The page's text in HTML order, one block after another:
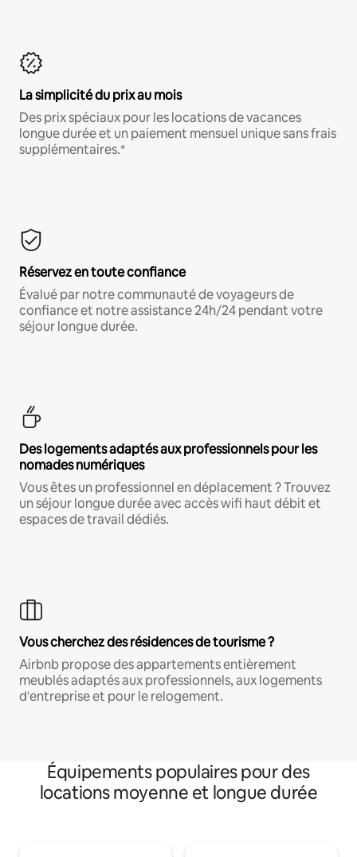
La simplicité du prix au mois
Des prix spéciaux pour les locations de vacances
longue durée et un paiement mensuel unique sans frais
supplémentaires.*
Réservez en toute confiance
Évalué par notre communauté de voyageurs de
confiance et notre assistance 24h/24 pendant votre
séjour longue durée.
Des logements adaptés aux professionnels pour les
nomades numériques
Vous êtes un professionnel en déplacement ? Trouvez
un séjour longue durée avec accès wifi haut débit et
espaces de travail dédiés.
Vous cherchez des résidences de tourisme ?
Airbnb propose des appartements entièrement
meublés adaptés aux professionnels, aux logements
d'entreprise et pour le relogement.
Équipements populaires pour des
locations moyenne et longue durée